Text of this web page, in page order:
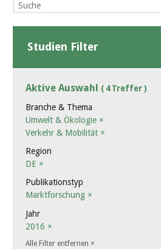
Studien Filter
Aktive Auswahl ( 4 Treffer )
Branche & Thema
Umwelt & Ökologie ×
Verkehr & Mobilität ×
Region
DE ×
Publikationstyp
Marktforschung ×
Jahr
2016 ×
Alle Filter entfernen ×